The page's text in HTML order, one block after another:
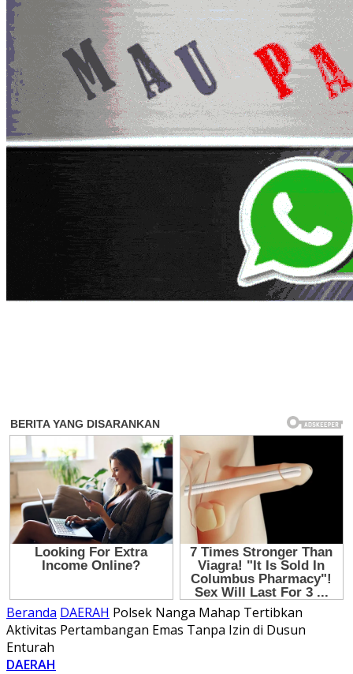
Beranda DAERAH Polsek Nanga Mahap Tertibkan
Aktivitas Pertambangan Emas Tanpa Izin di Dusun
Enturah
DAERAH